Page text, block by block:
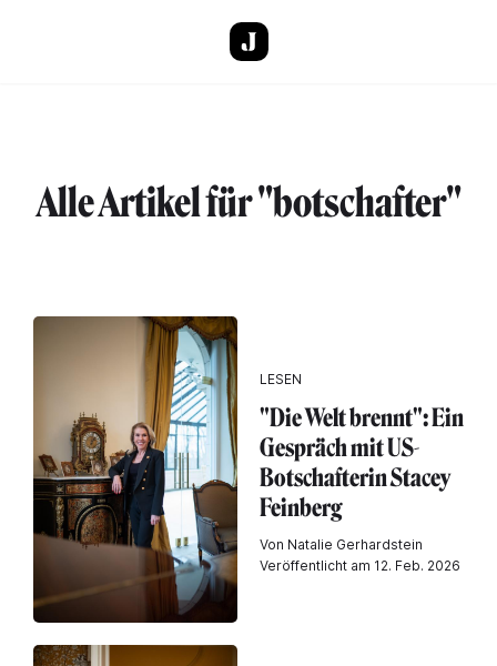
Alle Artikel für "botschafter"
LESEN
"Die Welt brennt": Ein
Gespräch mit US-
Botschafterin Stacey
Feinberg
Von Natalie Gerhardstein
Veröffentlicht am 12. Feb. 2026